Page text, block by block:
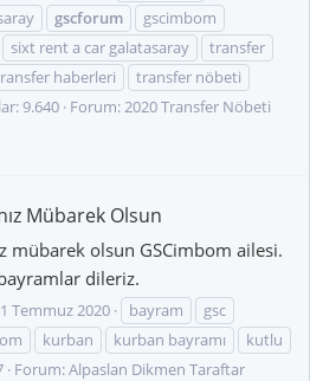
gscforum
gscimbom
sixt rent a car galatasaray
transfer
haberleri
transfer nöbeti
9.640 Forum:2020 Transfer Nöbeti
Mübarek Olsun
mübarek olsun GSCimbom ailesi.
dileriz.
Temmuz 2020 bayram
gsc
kurban kurban bayramı
kutlu
Forum:Alpaslan Dikmen Taraftar